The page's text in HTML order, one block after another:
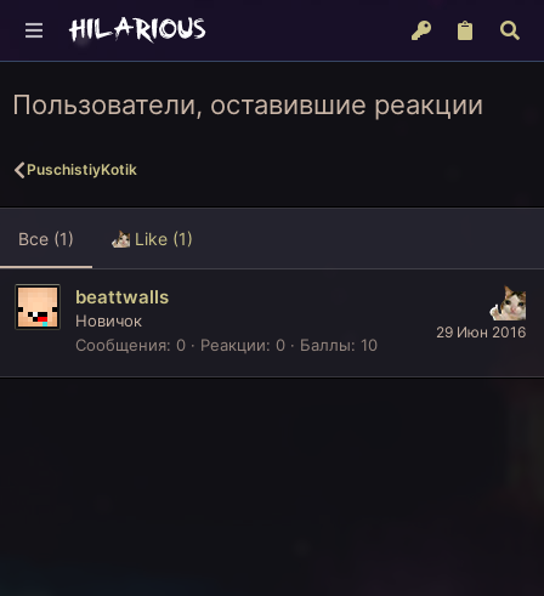
Пользователи, оставившие реакции
PuschistiyKotik
Все (1) Like (1)
29 Июн 2016
beattwalls
Новичок
Сообщения 0 Реакции 0 Баллы 10